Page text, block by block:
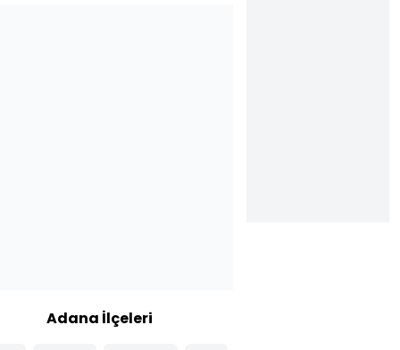
Adana İlçeleri